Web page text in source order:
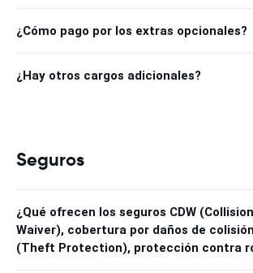
¿Cómo pago por los extras opcionales?
¿Hay otros cargos adicionales?
Seguros
¿Qué ofrecen los seguros CDW
Waiver), cobertura por daños de
(Theft Protection), protección contra